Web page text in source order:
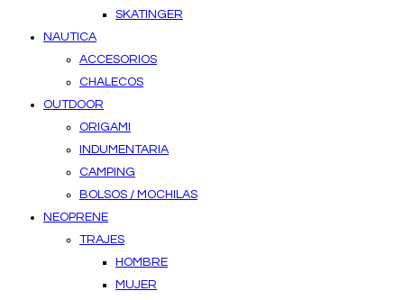
SKATINGER
NAUTICA
ACCESORIOS
CHALECOS
OUTDOOR
ORIGAMI
INDUMENTARIA
CAMPING
BOLSOS / MOCHILAS
NEOPRENE
TRAJES
HOMBRE
MUJER